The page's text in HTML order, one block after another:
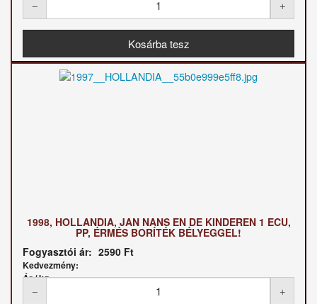
1998, HOLLANDIA, JAN NANS EN DE KINDEREN 1 ECU,
PP, ÉRMÉS BORÍTÉK BÉLYEGGEL!
Fogyasztói ár: 2590 Ft
Kedvezmény:
Ár / kg: